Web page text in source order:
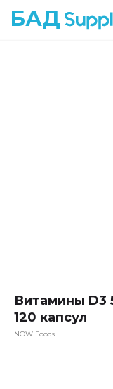
БАД
Витамины D3
120 капсул
NOW Foods